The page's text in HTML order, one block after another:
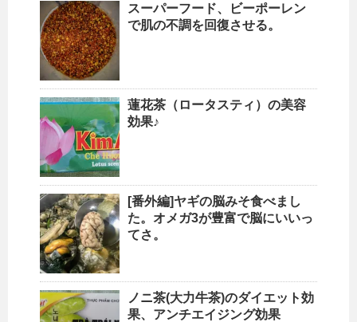
スーパーフード、ビーポーレン
で肌の不調を回復させる。
蓮花茶（ロータスティ）の美容
効果♪
[番外編]ヤギの脳みそ食べまし
た。オメガ3が豊富で脳にいいっ
てさ。
ノニ茶(大力牛茶)のダイエット効
果、アンチエイジング効果